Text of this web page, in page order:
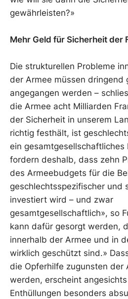
gewährleisten?»
Mehr Geld für Sicherheit der
Die strukturellen Probleme
der Armee müssen dringend
angegangen werden –
die Armee acht Milliarden
der Sicherheit in unserem
richtig festhält, ist
ein gesamtgesellschaftliches
fordern deshalb, dass zehn
des Armeebudgets für die
geschlechtsspezifischer und
investiert wird – und zwar
gesamtgesellschaftlich», so
kann dafür gesorgt werden,
innerhalb der Armee und in
wirklich geschützt sind.»
die Opferhilfe zugunsten der
werden, erscheint
Enthüllungen besonders